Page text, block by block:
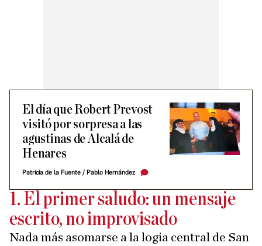
El día que Robert Prevost
visitó por sorpresa a las
agustinas de Alcalá de
Henares
Patricia de la Fuente / Pablo Hernández
1. El primer saludo: un mensaje
escrito, no improvisado
Nada más asomarse a la logia central de San